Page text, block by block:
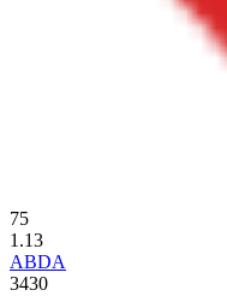
75
1.13
ABDA
3430